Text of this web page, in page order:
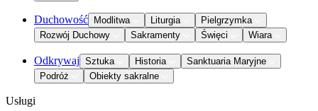
Duchowość Modlitwa Liturgia
Pielgrzymka
Rozwój Duchowy
Sakramenty Święci Wiara
Odkrywaj Sztuka Historia
Sanktuaria Maryjne
Podróż
Obiekty sakralne
Usługi